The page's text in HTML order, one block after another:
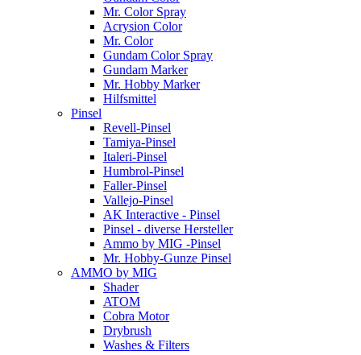
Mr. Color Spray
Acrysion Color
Mr. Color
Gundam Color Spray
Gundam Marker
Mr. Hobby Marker
Hilfsmittel
Pinsel
Revell-Pinsel
Tamiya-Pinsel
Italeri-Pinsel
Humbrol-Pinsel
Faller-Pinsel
Vallejo-Pinsel
AK Interactive - Pinsel
Pinsel - diverse Hersteller
Ammo by MIG -Pinsel
Mr. Hobby-Gunze Pinsel
AMMO by MIG
Shader
ATOM
Cobra Motor
Drybrush
Washes & Filters